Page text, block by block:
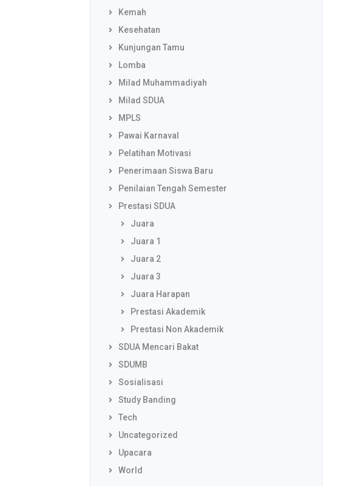
Kemah
Kesehatan
Kunjungan Tamu
Lomba
Milad Muhammadiyah
Milad SDUA
MPLS
Pawai Karnaval
Pelatihan Motivasi
Penerimaan Siswa Baru
Penilaian Tengah Semester
Prestasi SDUA
Juara
Juara 1
Juara 2
Juara 3
Juara Harapan
Prestasi Akademik
Prestasi Non Akademik
SDUA Mencari Bakat
SDUMB
Sosialisasi
Study Banding
Tech
Uncategorized
Upacara
World